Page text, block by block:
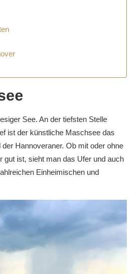
See. An der tiefsten Stelle
ist der künstliche Maschsee das
Hannoveraner. Ob mit oder ohne
gut ist, sieht man das Ufer und auch
Einheimischen und